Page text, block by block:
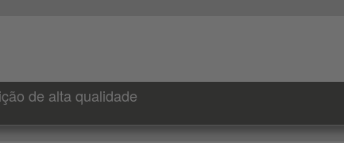
de alta qualidade